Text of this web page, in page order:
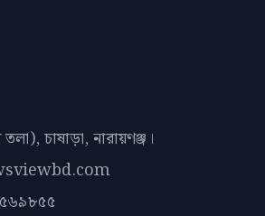
চাষাড়া, নারায়ণঞ্জ।